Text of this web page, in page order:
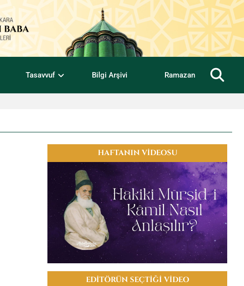
Tasavvuf Bilgi Arşivi Ramazan
HAFTANIN VİDEOSU
EDİTÖRÜN SEÇTİĞİ VİDEO